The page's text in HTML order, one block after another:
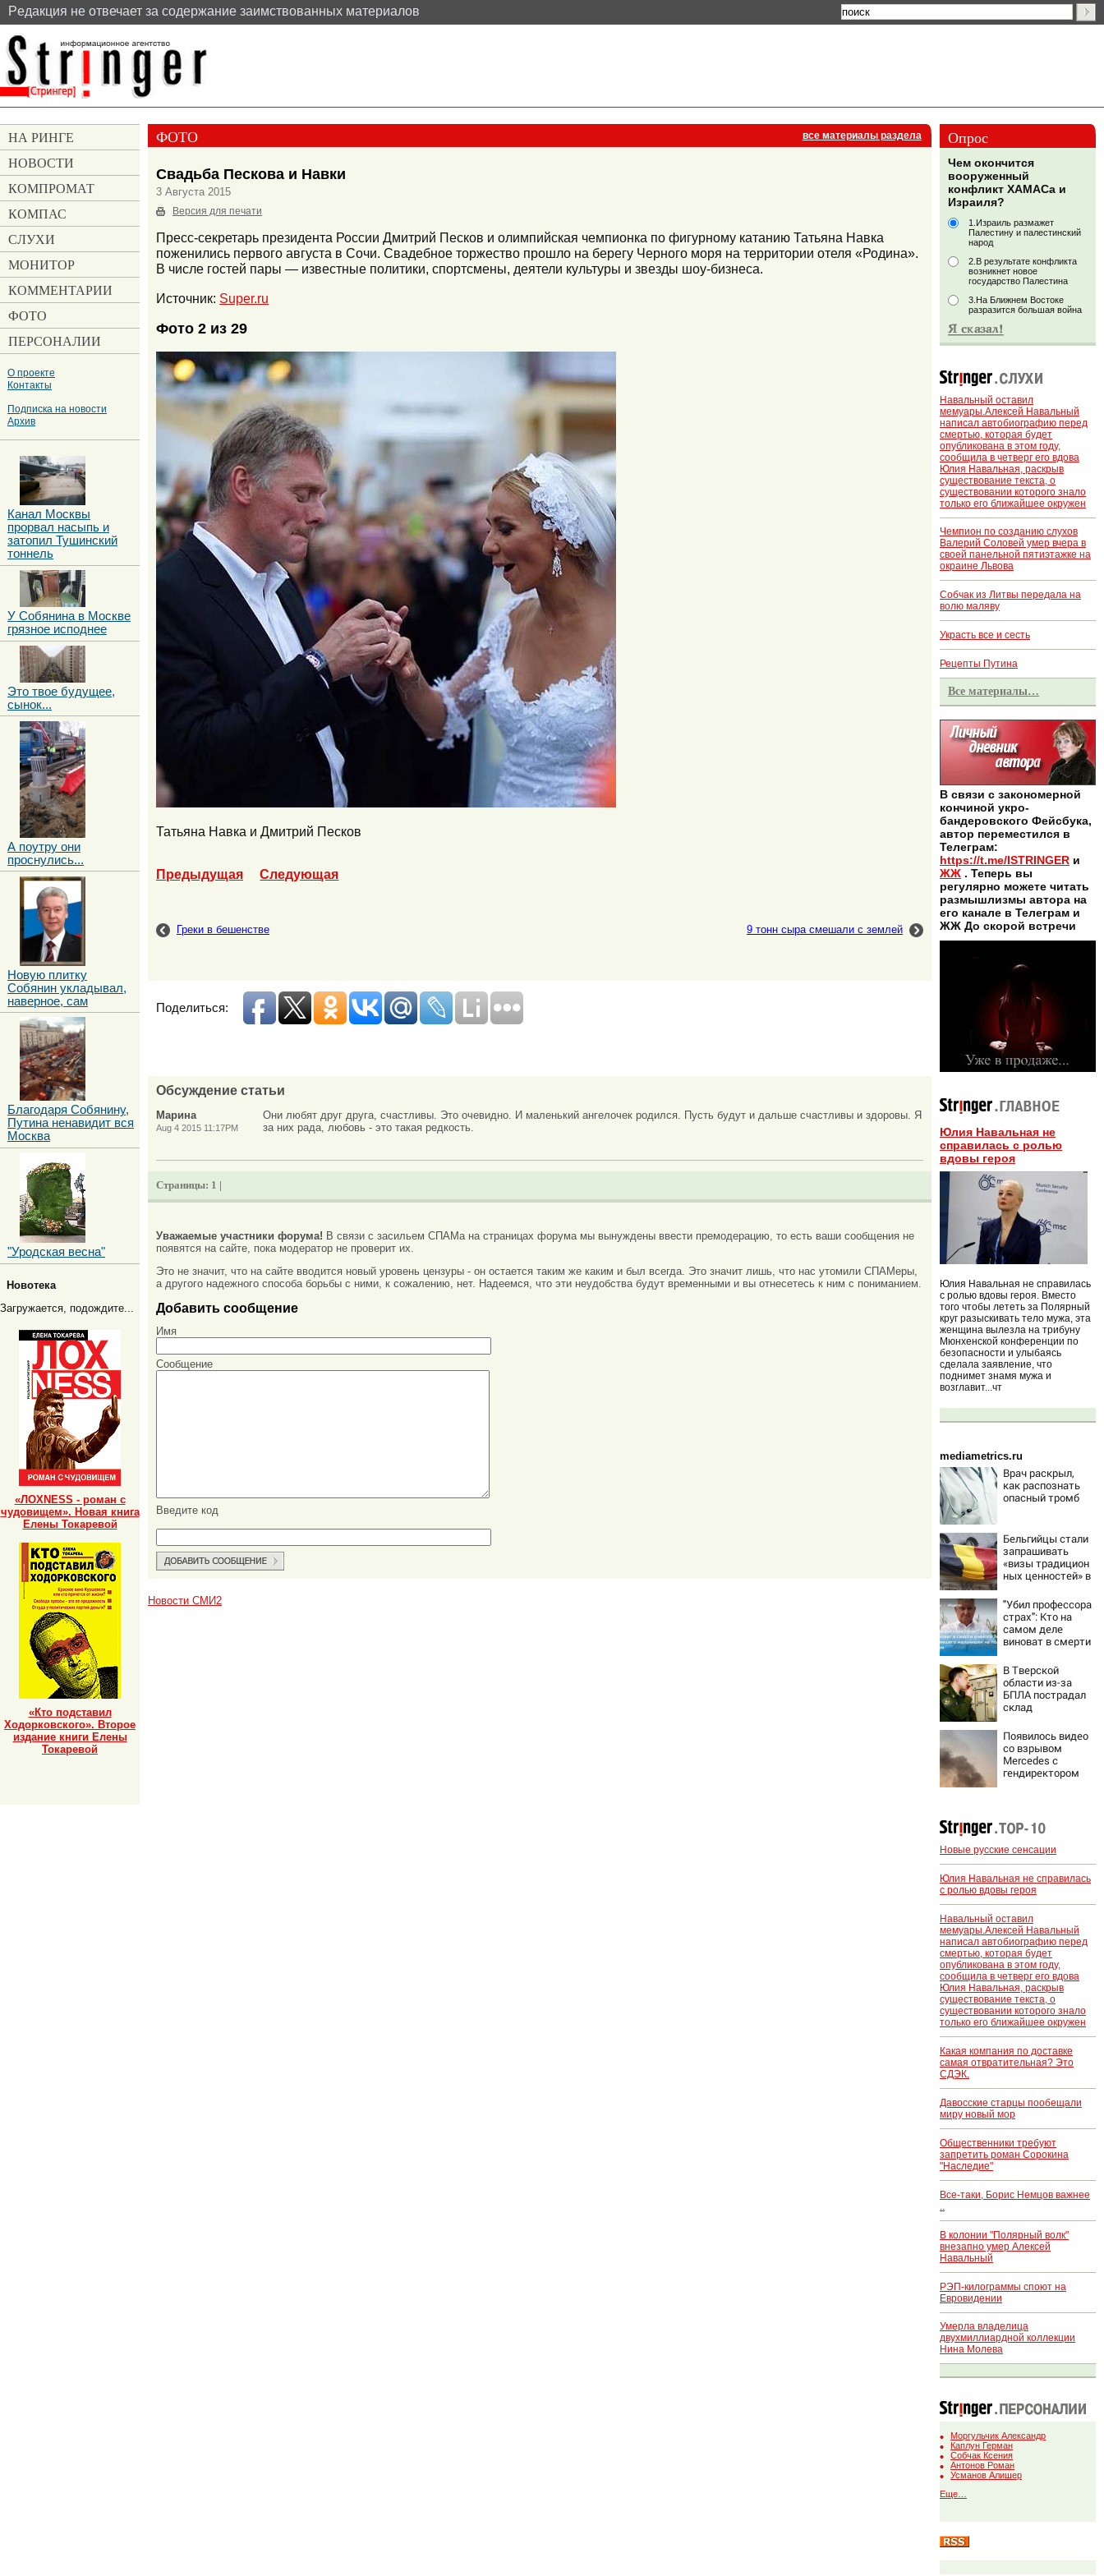
Pедакция не отвечает за содержание заимствованных материалов
ФОТО все материалы раздела
Свадьба Пескова и Навки
3 Августа 2015
Версия для печати
Пресс-секретарь президента России Дмитрий Песков и олимпийская чемпионка по фигурному катанию Татьяна Навка
поженились первого августа в Сочи. Свадебное торжество прошло на берегу Черного моря на территории отеля «Родина».
В числе гостей пары — известные политики, спортсмены, деятели культуры и звезды шоу-бизнеса.
Источник: Super.ru
Фото 2 из 29
Татьяна Навка и Дмитрий Песков
Предыдущая Следующая
Греки в бешенстве 9 тонн сыра смешали с землей
Поделиться:
Обсуждение статьи
Марина
Aug 4 2015 11:17PM
Они любят друг друга, счастливы. Это очевидно. И маленький ангелочек родился. Пусть будут и дальше счастливы и здоровы. Я
за них рада, любовь - это такая редкость.
Страницы: 1 |
Уважаемые участники форума! В связи с засильем СПАМа на страницах форума мы вынуждены ввести премодерацию, то есть ваши сообщения не
появятся на сайте, пока модератор не проверит их.
Это не значит, что на сайте вводится новый уровень цензуры - он остается таким же каким и был всегда. Это значит лишь, что нас утомили СПАМеры,
а другого надежного способа борьбы с ними, к сожалению, нет. Надеемся, что эти неудобства будут временными и вы отнесетесь к ним с пониманием.
Добавить сообщение
Имя
Сообщение
Введите код
Новости СМИ2
Опрос
Чем окончится
вооруженный
конфликт ХАМАСа и
Израиля?
1.Израиль размажет
Палестину и палестинский
народ
2.В результате конфликта
возникнет новое
государство Палестина
3.На Ближнем Востоке
разразится большая война
Навальный оставил
мемуары.Алексей Навальный
написал автобиографию перед
смертью, которая будет
опубликована в этом году,
сообщила в четверг его вдова
Юлия Навальная, раскрыв
существование текста, о
существовании которого знало
только его ближайшее окружен
Чемпион по созданию слухов
Валерий Соловей умер вчера в
своей панельной пятиэтажке на
окраине Львова
Собчак из Литвы передала на
волю маляву
Украсть все и сесть
Рецепты Путина
Все материалы…
В связи с закономерной
кончиной укро-
бандеровского Фейсбука,
автор переместился в
Телеграм:
https://t.me/ISTRINGER и
ЖЖ . Теперь вы
регулярно можете читать
размышлизмы автора на
его канале в Телеграм и
ЖЖ До скорой встречи
Юлия Навальная не
справилась с ролью
вдовы героя
Юлия Навальная не справилась
с ролью вдовы героя. Вместо
того чтобы лететь за Полярный
круг разыскивать тело мужа, эта
женщина вылезла на трибуну
Мюнхенской конференции по
безопасности и улыбаясь
сделала заявление, что
поднимет знамя мужа и
возглавит...чт
mediametrics.ru
Врач раскрыл,
как распознать
опасный тромб
Бельгийцы стали
запрашивать
«визы традицион
ных ценностей» в
"Убил профессора
страх": Кто на
самом деле
виноват в смерти
остановившего
мальчишек на
поле с горохом
В Тверской
области из-за
БПЛА пострадал
склад
постройки в СНТ
– Новости Твери
и городов
Тверской области
сегодня -
Появилось видео
со взрывом
Mercedes с
гендиректором
Новые русские сенсации
Юлия Навальная не справилась
с ролью вдовы героя
Навальный оставил
мемуары.Алексей Навальный
написал автобиографию перед
смертью, которая будет
опубликована в этом году,
сообщила в четверг его вдова
Юлия Навальная, раскрыв
существование текста, о
существовании которого знало
только его ближайшее окружен
Какая компания по доставке
самая отвратительная? Это
СДЭК.
Давосские старцы пообещали
миру новый мор
Общественники требуют
запретить роман Сорокина
"Наследие"
Все-таки, Борис Немцов важнее
В колонии "Полярный волк"
внезапно умер Алексей
Навальный
РЭП-килограммы споют на
Евровидении
Умерла владелица
двухмиллиардной коллекции
Нина Молева
Моргульчик Александр
Каплун Герман
Собчак Ксения
Антонов Роман
Усманов Алишер
Еще…
НА РИНГЕ
НОВОСТИ
КОМПРОМАТ
КОМПАС
СЛУХИ
МОНИТОР
КОММЕНТАРИИ
ФОТО
ПЕРСОНАЛИИ
О проекте
Контакты
Подписка на новости
Архив
Канал Москвы
прорвал насыпь и
затопил Тушинский
тоннель
У Собянина в Москве
грязное исподнее
Это твое будущее,
сынок...
А поутру они
проснулись...
Новую плитку
Собянин укладывал,
наверное, сам
Благодаря Собянину,
Путина ненавидит вся
Москва
"Уродская весна"
Новотека
Загружается, подождите...
«ЛОХNESS - роман с
чудовищем». Новая книга
Елены Токаревой
«Кто подставил
Ходорковского». Второе
издание книги Елены
Токаревой